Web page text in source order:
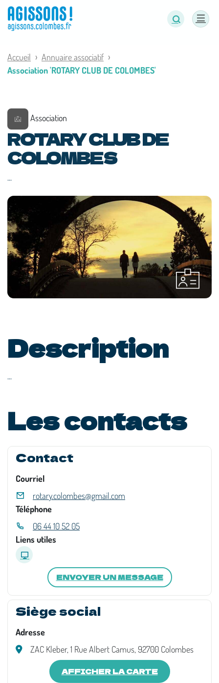
Accueil
Annuaire associatif
Association 'ROTARY CLUB DE COLOMBES'
Association
ROTARY CLUB DE
COLOMBES
...
Description
...
Les contacts
Contact
Courriel
rotary.colombes@gmail.com
Téléphone
06 44 10 52 05
Liens utiles
ENVOYER UN MESSAGE
Siège social
Adresse
ZAC Kleber, 1 Rue Albert Camus, 92700 Colombes
AFFICHER LA CARTE
Panneau de gestion des cookies